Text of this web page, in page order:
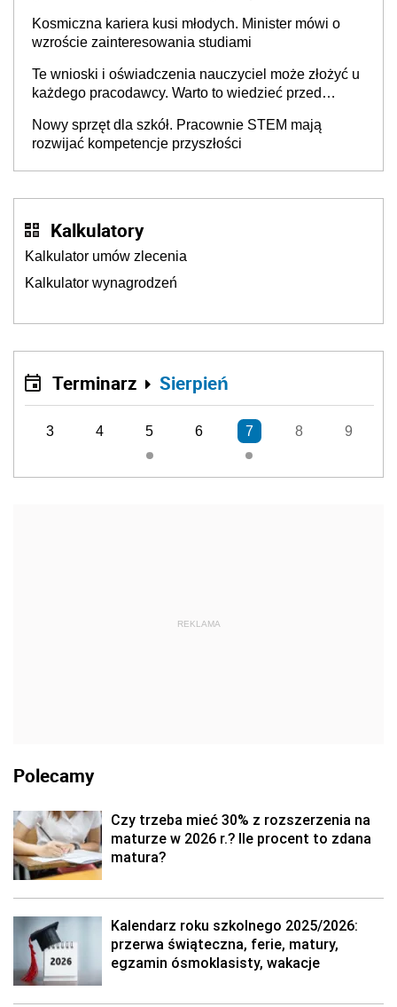
Kosmiczna kariera kusi młodych. Minister mówi o
wzroście zainteresowania studiami
Te wnioski i oświadczenia nauczyciel może złożyć u
każdego pracodawcy. Warto to wiedzieć przed
Nowy sprzęt dla szkół. Pracownie STEM mają
rozwijać kompetencje przyszłości
Kalkulatory
Kalkulator umów zlecenia
Kalkulator wynagrodzeń
Terminarz Sierpień
3 4 5 6 7 8 9
REKLAMA
Polecamy
Czy trzeba mieć 30% z rozszerzenia na
maturze w 2026 r.? Ile procent to zdana
matura?
Kalendarz roku szkolnego 2025/2026:
przerwa świąteczna, ferie, matury,
egzamin ósmoklasisty, wakacje